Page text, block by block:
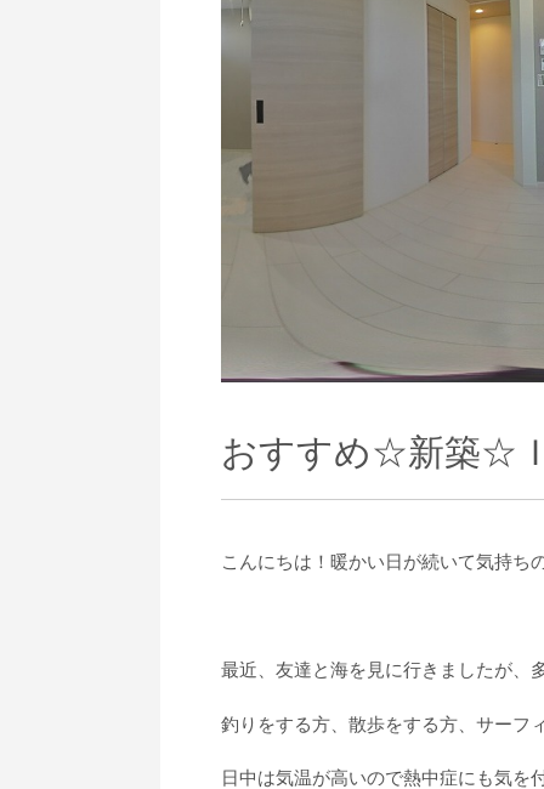
おすすめ☆新築☆
こんにちは！暖かい日が続いて気持ち
最近、友達と海を見に行きましたが、
釣りをする方、散歩をする方、サーフ
日中は気温が高いので熱中症にも気を